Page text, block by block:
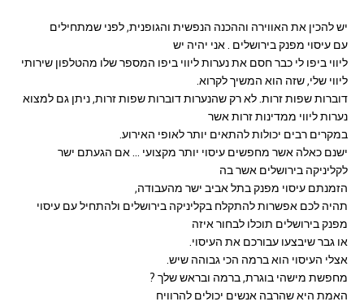
יש להכין את האווירה וההכנה הנפשית והגופנית, לפני שמתחילים
עם עיסוי מפנק בירושלים . אני יהיה יש
ליווי ביפו לי כבר חסם את נערות ליווי ביפו המספר שלו מהטלפון שירותי
ליווי שלי, שזה הוא המשיך לקרוא.
דוברות שפות זרות. לא רק שהנערות דוברות שפות זרות, ניתן גם למצוא
נערות ליווי ממדינות זרות אשר
במקרים רבים יכולות להתאים יותר לאופי האירוע.
ישנם כאלה אשר מחפשים עיסוי יותר מקצועי … אם הגעתם ישר
לקליניקה בירושלים אשר בה
הזמנתם עיסוי מפנק בתל אביב ישר מהעבודה,
תהיה לכם אפשרות להתקלח בקליניקה בירושלים ולהתחיל עם עיסוי
מפנק בירושלים תוכלו לבחור איזה
או גבר שיבצעו עבורכם את העיסוי.
אצלי העיסוי הוא ברמה הכי גבוהה שיש.
מחפשת מישהי בוגרת, ברמה ובראש שלך ?
האמת היא שהרבה אנשים יכולים להרוויח